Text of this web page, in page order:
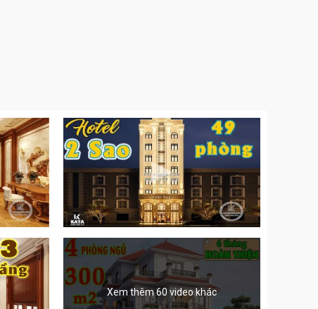
Xem thêm 60 video khác